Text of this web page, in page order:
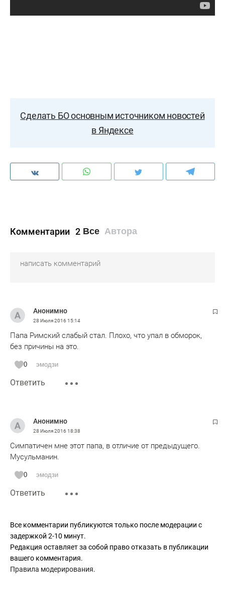
Сделать БО основным источником новостей
в Яндексе
Комментарии 2 Все Автора
Анонимно
28 Июля 2016 15:14
Папа Римский слабый стал. Плохо, что упал в обморок,
без причины на это.
0 эмодзи
Ответить
Анонимно
28 Июля 2016 18:38
Симпатичен мне этот папа, в отличие от предыдущего.
Мусульманин.
0 эмодзи
Ответить
Все комментарии публикуются только после модерации с
задержкой 2-10 минут.
Редакция оставляет за собой право отказать в публикации
вашего комментария.
Правила модерирования.